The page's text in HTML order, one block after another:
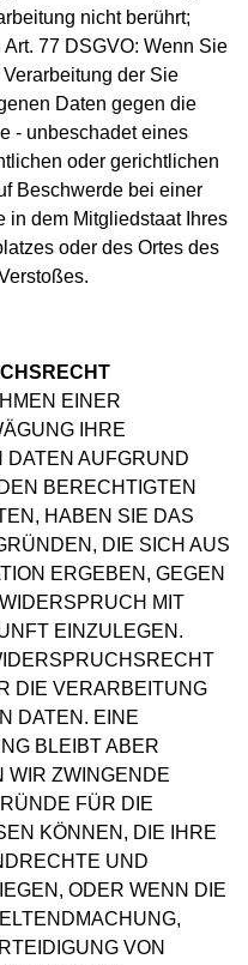
nicht berührt;
77 DSGVO: Wenn Sie
der Sie
Daten gegen die
- unbeschadet eines
oder gerichtlichen
Beschwerde bei einer
in dem Mitgliedstaat Ihres
oder des Ortes des
EINER
IHRE
DATEN AUFGRUND
BERECHTIGTEN
HABEN SIE DAS
DIE SICH AUS
ERGEBEN, GEGEN
MIT
EINZULEGEN.
DIE VERARBEITUNG
DATEN. EINE
BLEIBT ABER
WIR ZWINGENDE
FÜR DIE
KÖNNEN, DIE IHRE
UND
ODER WENN DIE
VON